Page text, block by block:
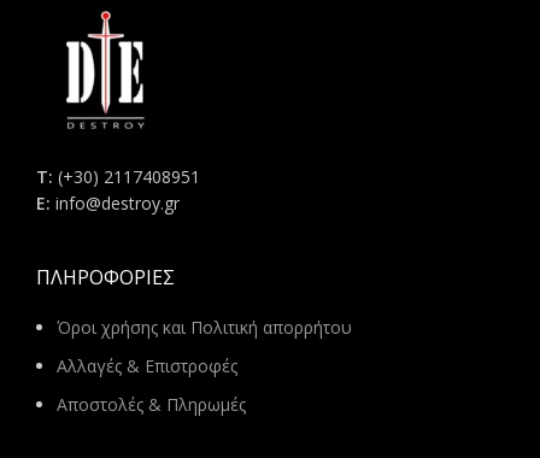
Τ: (+30) 2117408951
E: info@destroy.gr
ΠΛΗΡΟΦΟΡΊΕΣ
Όροι χρήσης και Πολιτική απορρήτου
Αλλαγές & Επιστροφές
Αποστολές & Πληρωμές